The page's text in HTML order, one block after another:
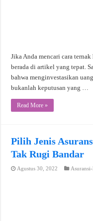
Jika Anda mencari cara
berada di artikel yang tepat.
bahwa menginvestasikan
bukanlah keputusan yang …
Read More »
Pilih Jenis
Tak Rugi Bandar
Agustus 30, 2022